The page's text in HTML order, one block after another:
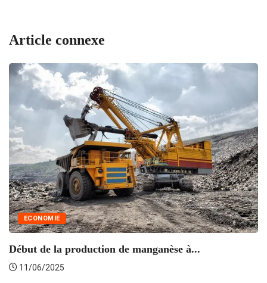
Article connexe
ECONOMIE
Début de la production de manganèse à...
11/06/2025